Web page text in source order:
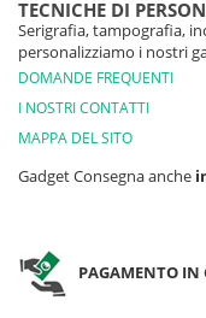
TECNICHE DI
Serigrafia, tampografia,
personalizziamo i nostri
DOMANDE FREQUENTI
I NOSTRI CONTATTI
MAPPA DEL SITO
Gadget Consegna anche
PAGAMENTO IN